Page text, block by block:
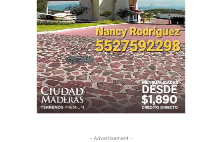
- Advertisement -